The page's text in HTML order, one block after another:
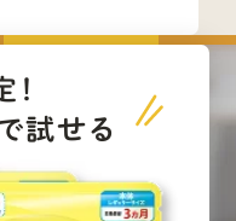
試せる